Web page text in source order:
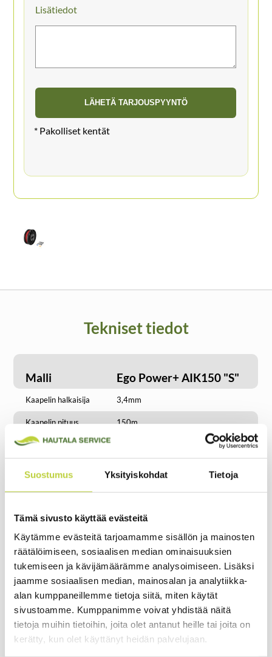
Suostumus Yksityiskohdat Tietoja
Tämä sivusto käyttää evästeitä
Käytämme evästeitä tarjoamamme sisällön ja mainosten
räätälöimiseen, sosiaalisen median ominaisuuksien
tukemiseen ja kävijämäärämme analysoimiseen. Lisäksi
jaamme sosiaalisen median, mainosalan ja analytiikka-
alan kumppaneillemme tietoja siitä, miten käytät
sivustoamme. Kumppanimme voivat yhdistää näitä
tietoja muihin tietoihin, joita olet antanut heille tai joita on
kerätty, kun olet käyttänyt heidän palvelujaan.
Lisätiedot
Tekniset tiedot
Malli Ego Power+ AIK150 "S"
Kaapelin halkaisija 3,4mm
Kaapelin pituus 150m
Hakasten lukumäärä
pakkauksessa
Liitin 3kpl